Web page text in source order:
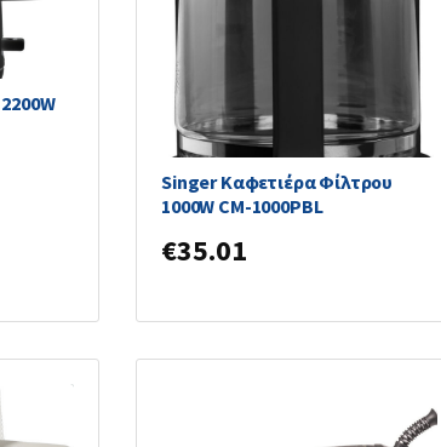
Singer Καφετιέρα Φίλτρου
1000W CM-1000PBL
€35.01